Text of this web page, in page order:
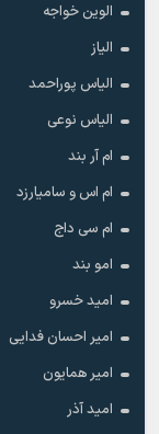
الوین خواجه
الیاز
الیاس پوراحمد
الیاس نوعی
ام آر بند
ام اس و سامیارزد
ام سی داج
امو بند
امید خسرو
امیر احسان فدایی
امیر همایون
امید آذر